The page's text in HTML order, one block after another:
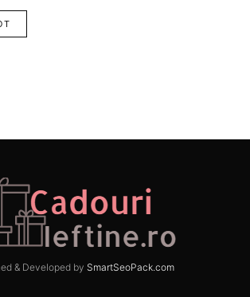
& Developed by SmartSeoPack.com